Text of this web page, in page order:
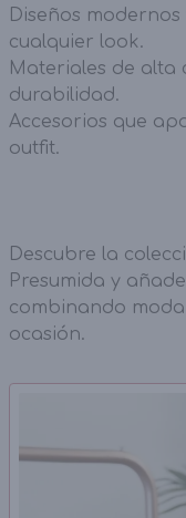
Diseños
cualquier look.
Materiales de
durabilidad.
Accesorios que
outfit.
Descubre la
Presumida y
combinando
ocasión.